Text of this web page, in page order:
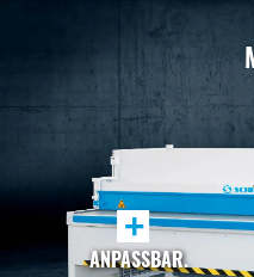
+
ANPASSBAR.